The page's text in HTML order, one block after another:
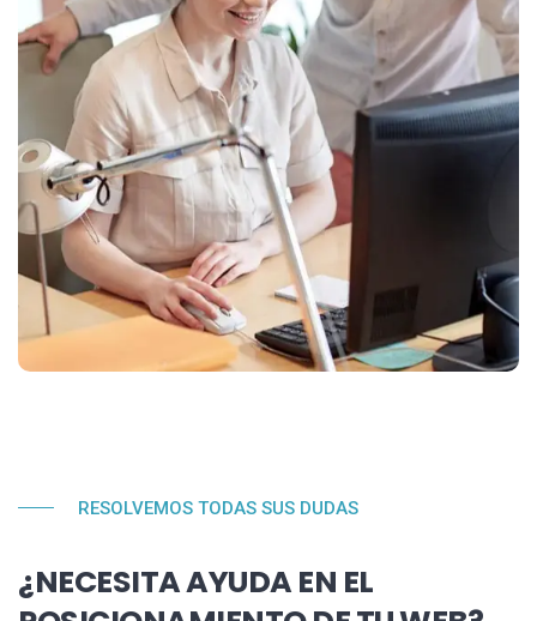
RESOLVEMOS TODAS SUS DUDAS
¿NECESITA AYUDA EN EL